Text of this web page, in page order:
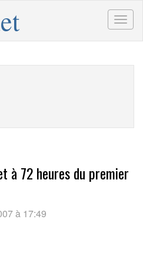
à 72 heures du premier
à 17:49